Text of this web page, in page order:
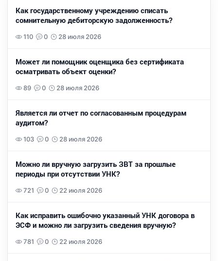
Как государственному учреждению списать
сомнительную дебиторскую задолженность?
110 0 28 июля 2026
Может ли помощник оценщика без сертификата
осматривать объект оценки?
89 0 28 июля 2026
Является ли отчет по согласованным процедурам
аудитом?
103 0 28 июля 2026
Можно ли вручную загрузить ЗВТ за прошлые
периоды при отсутствии УНК?
721 0 22 июля 2026
Как исправить ошибочно указанный УНК договора в
ЭСФ и можно ли загрузить сведения вручную?
781 0 22 июля 2026